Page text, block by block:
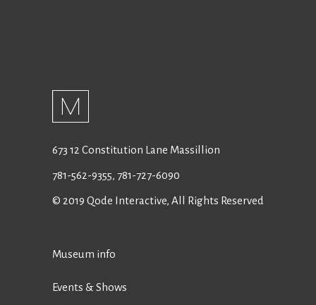
673 12 Constitution Lane Massillion
781-562-9355, 781-727-6090
© 2019 Qode Interactive, All Rights Reserved
Museum info
Events & Shows